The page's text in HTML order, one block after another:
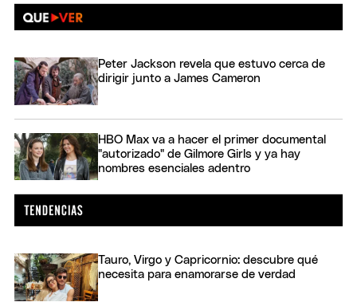
Peter Jackson revela que estuvo cerca de
dirigir junto a James Cameron
HBO Max va a hacer el primer documental
"autorizado" de Gilmore Girls y ya hay
nombres esenciales adentro
Tauro, Virgo y Capricornio: descubre qué
necesita para enamorarse de verdad